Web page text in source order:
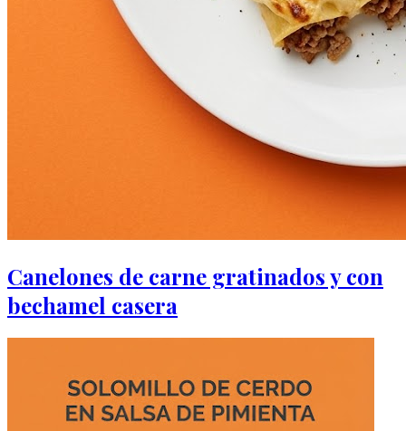
Canelones de carne gratinados y con
bechamel casera